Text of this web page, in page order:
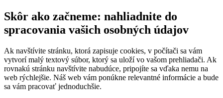
Skôr ako začneme: nahliadnite do
spracovania vašich osobných údajov
Ak navštívite stránku, ktorá zapisuje cookies, v počítači sa vám
vytvorí malý textový súbor, ktorý sa uloží vo vašom prehliadači. Ak
rovnakú stránku navštívite nabudúce, pripojíte sa vďaka nemu na
web rýchlejšie. Náš web vám ponúkne relevantné informácie a bude
sa vám pracovať jednoduchšie.